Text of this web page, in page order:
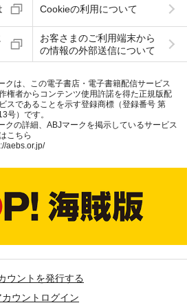
Cookieの利用について
お客さまのご利用端末から
の情報の外部送信について
クは、この電子書店・電子書籍配信サービス
権者からコンテンツ使用許諾を得た正規版配
スであることを示す登録商標（登録番号 第
号）です。
クの詳細、ABJマークを掲示しているサービス
こちら
aebs.or.jp/
ウントを発行する
ウントログイン